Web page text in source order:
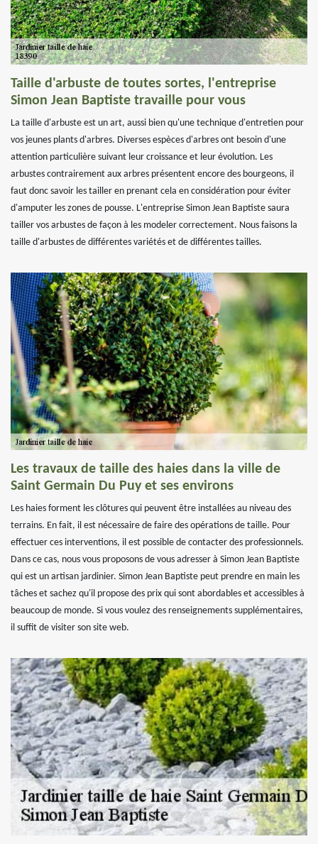
Taille d'arbuste de toutes sortes, l'entreprise
Simon Jean Baptiste travaille pour vous
La taille d'arbuste est un art, aussi bien qu'une technique d'entretien pour
vos jeunes plants d'arbres. Diverses espèces d'arbres ont besoin d'une
attention particulière suivant leur croissance et leur évolution. Les
arbustes contrairement aux arbres présentent encore des bourgeons, il
faut donc savoir les tailler en prenant cela en considération pour éviter
d'amputer les zones de pousse. L'entreprise Simon Jean Baptiste saura
tailler vos arbustes de façon à les modeler correctement. Nous faisons la
taille d'arbustes de différentes variétés et de différentes tailles.
Les travaux de taille des haies dans la ville de
Saint Germain Du Puy et ses environs
Les haies forment les clôtures qui peuvent être installées au niveau des
terrains. En fait, il est nécessaire de faire des opérations de taille. Pour
effectuer ces interventions, il est possible de contacter des professionnels.
Dans ce cas, nous vous proposons de vous adresser à Simon Jean Baptiste
qui est un artisan jardinier. Simon Jean Baptiste peut prendre en main les
tâches et sachez qu'il propose des prix qui sont abordables et accessibles à
beaucoup de monde. Si vous voulez des renseignements supplémentaires,
il suffit de visiter son site web.